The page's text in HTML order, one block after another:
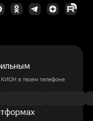
в твоем телефоне